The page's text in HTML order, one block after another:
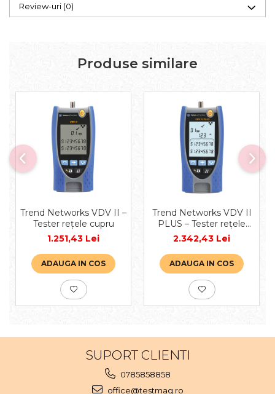
Review-uri (0)
Produse similare
Trend Networks VDV II –
Tester rețele cupru
1.251,43 Lei
ADAUGA IN COS
Trend Networks VDV II
PLUS – Tester rețele
cupru
2.342,43 Lei
ADAUGA IN COS
SUPORT CLIENTI
0785858858
office@testmag.ro